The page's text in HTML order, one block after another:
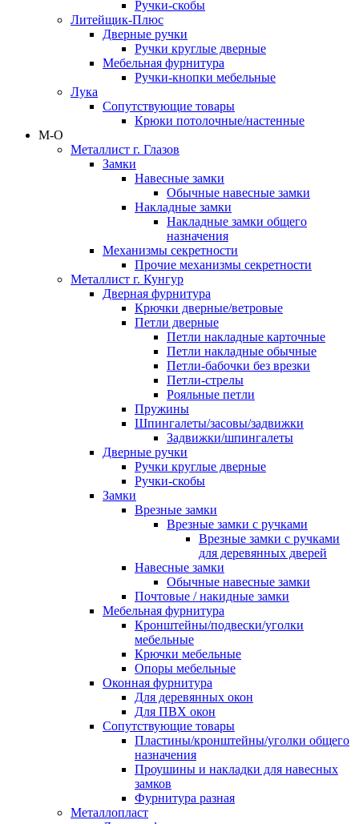
Ручки-скобы
Литейщик-Плюс
Дверные ручки
Ручки круглые дверные
Мебельная фурнитура
Ручки-кнопки мебельные
Лука
Сопутствующие товары
Крюки потолочные/настенные
М-О
Металлист г. Глазов
Замки
Навесные замки
Обычные навесные замки
Накладные замки
Накладные замки общего
назначения
Механизмы секретности
Прочие механизмы секретности
Металлист г. Кунгур
Дверная фурнитура
Крючки дверные/ветровые
Петли дверные
Петли накладные карточные
Петли накладные обычные
Петли-бабочки без врезки
Петли-стрелы
Рояльные петли
Пружины
Шпингалеты/засовы/задвижки
Задвижки/шпингалеты
Дверные ручки
Ручки круглые дверные
Ручки-скобы
Замки
Врезные замки
Врезные замки с ручками
Врезные замки с ручками
для деревянных дверей
Навесные замки
Обычные навесные замки
Почтовые / накидные замки
Мебельная фурнитура
Кронштейны/подвески/уголки
мебельные
Крючки мебельные
Опоры мебельные
Оконная фурнитура
Для деревянных окон
Для ПВХ окон
Сопутствующие товары
Пластины/кронштейны/уголки общего
назначения
Проушины и накладки для навесных
замков
Фурнитура разная
Металлопласт